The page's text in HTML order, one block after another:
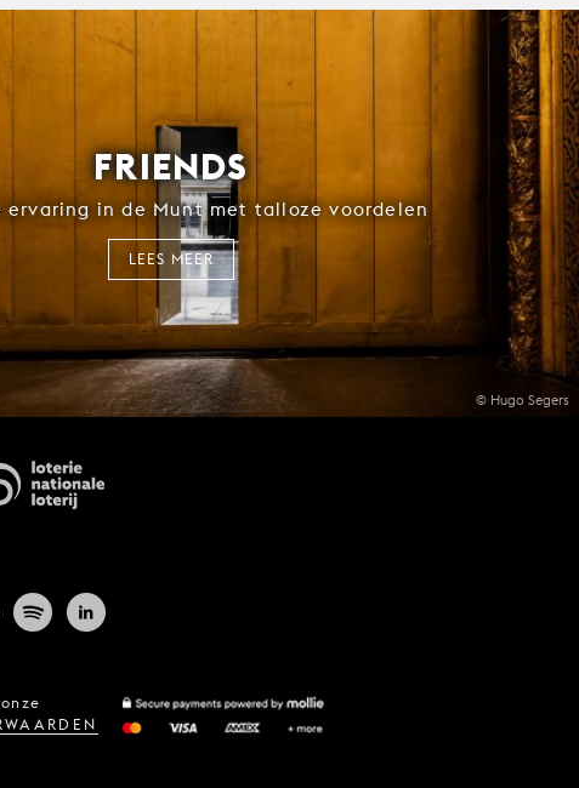
© Hugo Segers
FRIENDS
ervaring in de Munt met talloze voordelen
LEES MEER